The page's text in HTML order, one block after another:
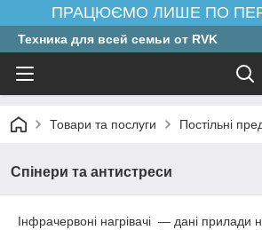
ПРАЦЮЄМО ЛИШЕ ПО
Техника для всей семьи от RVK
Товари та послуги Постільні
Спінери та антистреси
Інфрачервоні нагрівачі — дані прилади